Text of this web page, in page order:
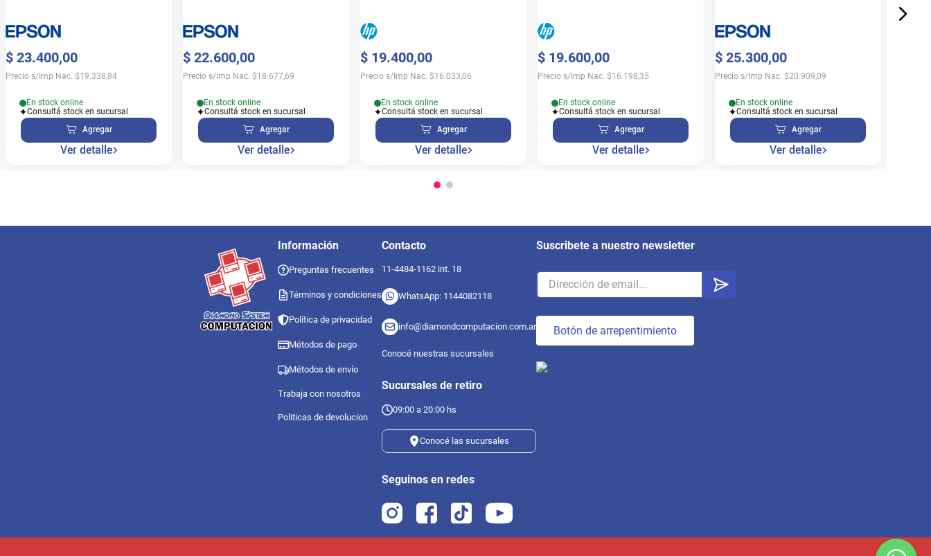
$ 23.400,00
Precio s/Imp Nac. $19.338,84
En stock online
Consultá stock en sucursal
Agregar
Ver detalle
$ 22.600,00
Precio s/Imp Nac. $18.677,69
En stock online
Consultá stock en sucursal
Agregar
Ver detalle
$ 19.400,00
Precio s/Imp Nac. $16.033,06
En stock online
Consultá stock en sucursal
Agregar
Ver detalle
$ 19.600,00
Precio s/Imp Nac. $16.198,35
En stock online
Consultá stock en sucursal
Agregar
Ver detalle
$ 25.300,00
Precio s/Imp Nac. $20.909,09
En stock online
Consultá stock en sucursal
Agregar
Ver detalle
Información
Preguntas frecuentes
Términos y condiciones
Política de privacidad
Métodos de pago
Métodos de envío
Trabaja con nosotros
Politicas de devolucion
Contacto
11-4484-1162 int. 18
WhatsApp: 1144082118
info@diamondcomputacion.com.ar
Conocé nuestras sucursales
Sucursales de retiro
09:00 a 20:00 hs
Conocé las sucursales
Seguinos en redes
Suscribete a nuestro newsletter
Botón de arrepentimiento